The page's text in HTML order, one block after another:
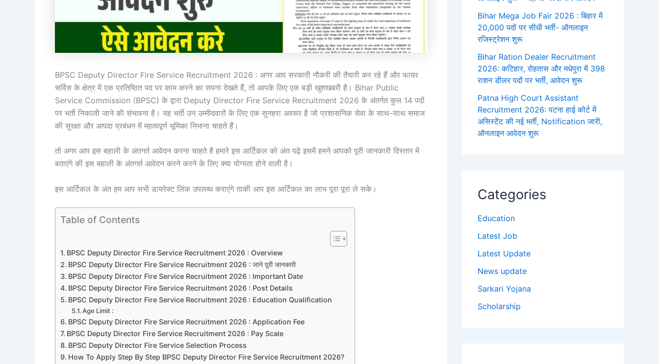
BPSC Deputy Director Fire Service Recruitment 2026 : अगर आप सरकारी नौकरी की तैयारी कर रहे हैं और फायर
सर्विस के क्षेत्र में एक प्रतिष्ठित पद पर काम करने का सपना देखते हैं, तो आपके लिए एक बड़ी खुशखबरी है। Bihar Public
Service Commission (BPSC) के द्वारा Deputy Director Fire Service Recruitment 2026 के अंतर्गत कुल 14 पदों
पर भर्ती निकाली जाने की संभावना है। यह भर्ती उन उम्मीदवारों के लिए एक सुनहरा अवसर है जो प्रशासनिक सेवा के साथ-साथ समाज
की सुरक्षा और आपदा प्रबंधन में महत्वपूर्ण भूमिका निभाना चाहते हैं।
तो अगर आप इस बहाली के अंतगर्त आवेदन करना चाहते है हमारे इस आर्टिकल को अंत पढ़े इसमें हमने आपको पूरी जानकारी विस्तार में
बताएंगे की इस बहाली के अंतगर्त आवेदन करने करने के लिए क्या योग्यता होने वाली है।
इस आर्टिकल के अंत हम आप सभी डायरेक्ट लिंक उपलब्ध कराएंगे ताकी आप इस आर्टिकल का लाभ पूरा पूरा ले सके।
Table of Contents
BPSC Deputy Director Fire Service Recruitment 2026 : Overview
BPSC Deputy Director Fire Service Recruitment 2026 : जाने पूरी जानकारी
BPSC Deputy Director Fire Service Recruitment 2026 : Important Date
BPSC Deputy Director Fire Service Recruitment 2026 : Post Details
BPSC Deputy Director Fire Service Recruitment 2026 : Education Qualification
Age Limit :
BPSC Deputy Director Fire Service Recruitment 2026 : Application Fee
BPSC Deputy Director Fire Service Recruitment 2026 : Pay Scale
BPSC Deputy Director Fire Service Selection Process
How To Apply Step By Step BPSC Deputy Director Fire Service Recruitment 2026?
Bihar Mega Job Fair 2026 : बिहार में
20,000 पदों पर सीधी भर्ती- ऑनलाइन
रजिस्ट्रेशन शुरू
Bihar Ration Dealer Recruitment
2026: कटिहार, रोहतास और मधेपुरा में 398
राशन डीलर पदों पर भर्ती, आवेदन शुरू
Patna High Court Assistant
Recruitment 2026: पटना हाई कोर्ट में
असिस्टेंट की नई भर्ती, Notification जारी,
ऑनलाइन आवेदन शुरू
Categories
Education
Latest Job
Latest Update
News update
Sarkari Yojana
Scholarship